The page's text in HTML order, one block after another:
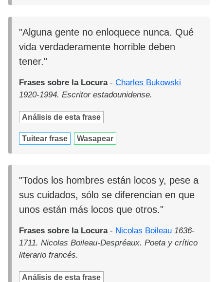
"Alguna gente no enloquece nunca. Qué
vida verdaderamente horrible deben
tener."
Frases sobre la Locura-Charles Bukowski
1920-1994. Escritor estadounidense.
Análisis de esta frase
Tuitear frase Wasapear
"Todos los hombres están locos y, pese a
sus cuidados, sólo se diferencian en que
unos están más locos que otros."
Frases sobre la Locura- Nicolas Boileau 1636-
1711. Nicolas Boileau-Despréaux. Poeta y crítico
literario francés.
Análisis de esta frase